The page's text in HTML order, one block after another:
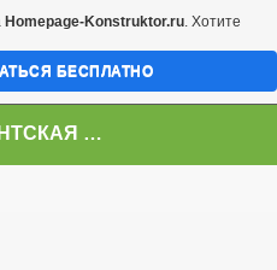
ИММИГРАНТСКАЯ МУЗА
Homepage-Konstruktor.ru. Хотите
БЕСПЛАТНО